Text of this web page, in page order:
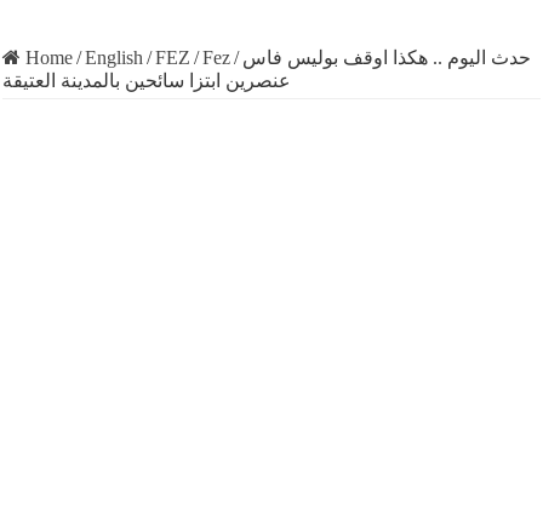
Home/English /FEZ /Fez/ حدث اليوم .. هكذا اوقف بوليس فاس
عنصرين ابتزا سائحين بالمدينة العتيقة